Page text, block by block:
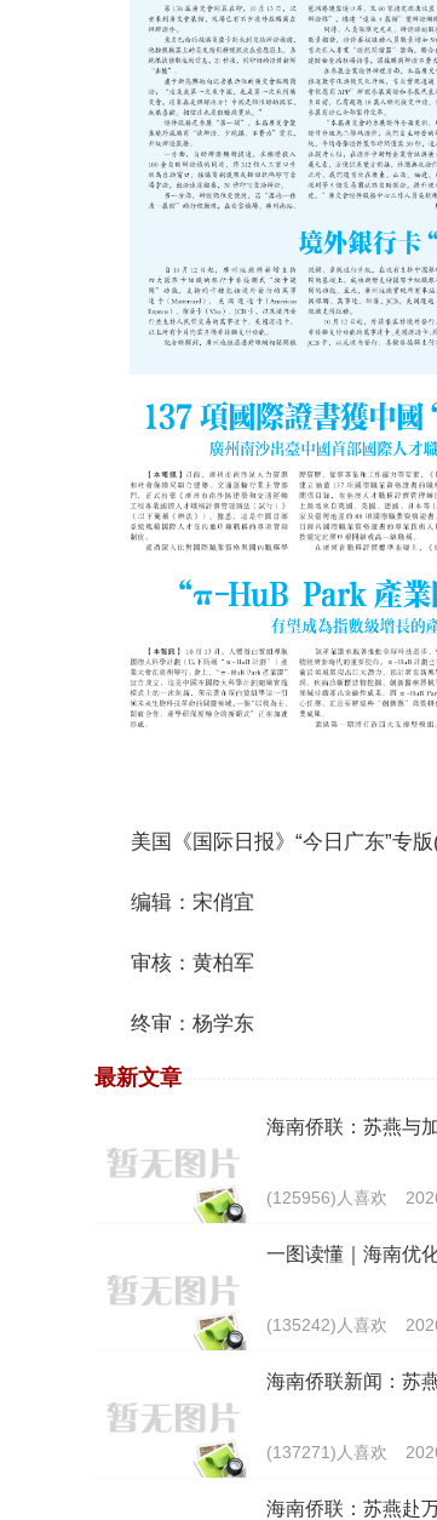
美国《国际日报》“今日广东”专版
编辑：宋俏宜
审核：黄柏军
终审：杨学东
最新文章
海南侨联：苏燕与
(125956)人喜欢
一图读懂｜海南优
(135242)人喜欢
海南侨联新闻：苏
(137271)人喜欢
海南侨联：苏燕赴